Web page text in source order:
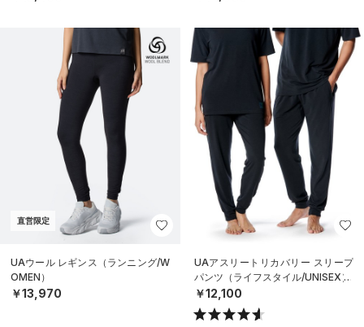
直営限定
UAウール レギンス（ランニング/W
OMEN）
￥13,970
UAアスリートリカバリー スリープ
パンツ（ライフスタイル/UNISEX）
￥12,100